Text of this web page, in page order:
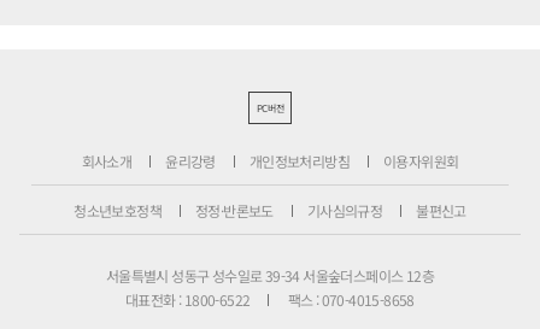
PC버전
회사소개 윤리강령 개인정보처리방침 이용자위원회
청소년보호정책 정정·반론보도 기사심의규정 불편신고
서울특별시 성동구 성수일로 39-34 서울숲더스페이스 12층
대표전화 : 1800-6522
팩스 : 070-4015-8658